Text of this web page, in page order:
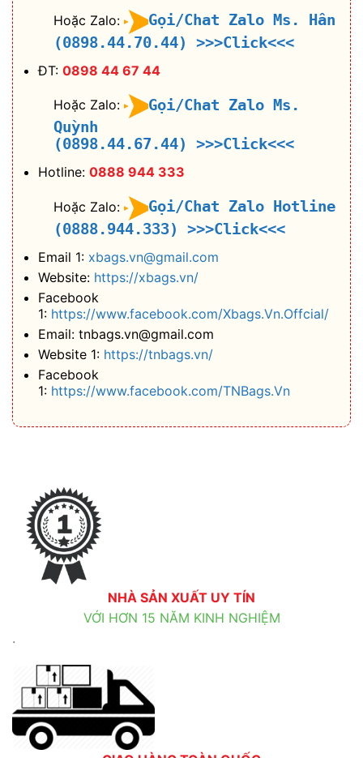
Hoặc Zalo:
Gọi/Chat Zalo Ms. Hân
(0898.44.70.44)
>>>Click<<<
ĐT: 0898 44 67 44
Hoặc Zalo:
Gọi/Chat Zalo Ms.
Quỳnh
(0898.44.67.44)
>>>Click<<<
Hotline: 0888 944 333
Hoặc Zalo:
Gọi/Chat Zalo Hotline
(0888.944.333)
>>>Click<<<
Email 1: xbags.vn@gmail.com
Website: https://xbags.vn/
Facebook
1: https://www.facebook.com/Xbags.Vn.Offcial/
Email: tnbags.vn@gmail.com
Website 1: https://tnbags.vn/
Facebook
1: https://www.facebook.com/TNBags.Vn
NHÀ SẢN XUẤT UY TÍN
VỚI HƠN 15 NĂM KINH NGHIỆM
.